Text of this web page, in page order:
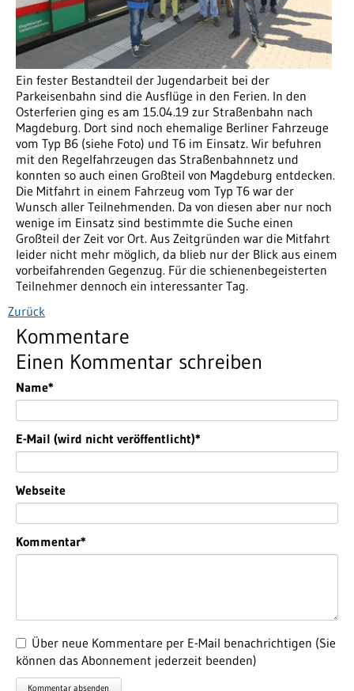
Ein fester Bestandteil der Jugendarbeit bei der
Parkeisenbahn sind die Ausflüge in den Ferien. In den
Osterferien ging es am 15.04.19 zur Straßenbahn nach
Magdeburg. Dort sind noch ehemalige Berliner Fahrzeuge
vom Typ B6 (siehe Foto) und T6 im Einsatz. Wir befuhren
mit den Regelfahrzeugen das Straßenbahnnetz und
konnten so auch einen Großteil von Magdeburg entdecken.
Die Mitfahrt in einem Fahrzeug vom Typ T6 war der
Wunsch aller Teilnehmenden. Da von diesen aber nur noch
wenige im Einsatz sind bestimmte die Suche einen
Großteil der Zeit vor Ort. Aus Zeitgründen war die Mitfahrt
leider nicht mehr möglich, da blieb nur der Blick aus einem
vorbeifahrenden Gegenzug. Für die schienenbegeisterten
Teilnehmer dennoch ein interessanter Tag.
Zurück
Kommentare
Einen Kommentar schreiben
Pflichtfeld
Name*
Pflichtfeld
E-Mail (wird nicht veröffentlicht)*
Webseite
Pflichtfeld
Kommentar*
Über neue Kommentare per E-Mail benachrichtigen (Sie
können das Abonnement jederzeit beenden)
Kommentar absenden